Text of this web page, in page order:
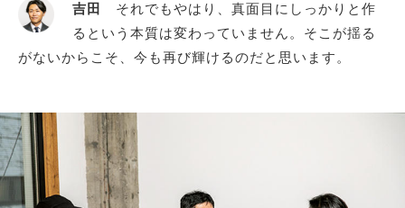
吉田
それでもやはり、真面目にしっかりと作
るという本質は変わっていません。そこが揺る
がないからこそ、今も再び輝けるのだと思います。